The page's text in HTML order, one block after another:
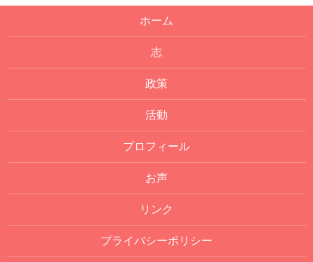
ホーム
志
政策
活動
プロフィール
お声
リンク
プライバシーポリシー